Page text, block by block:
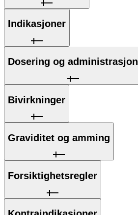
Indikasjoner
Dosering og administrasjon
Bivirkninger
Graviditet og amming
Forsiktighetsregler